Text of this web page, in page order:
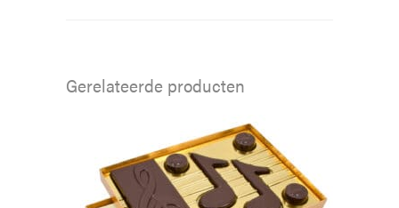
Gerelateerde producten